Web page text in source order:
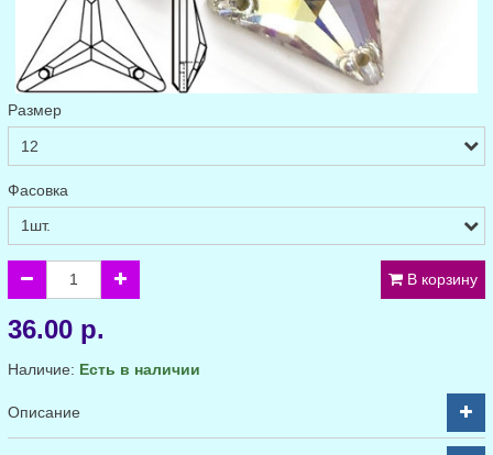
Размер
Фасовка
В корзину
36.00 р.
Наличие: Есть в наличии
Описание